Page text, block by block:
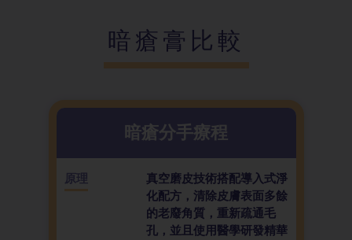
暗瘡膏比較
暗瘡分手療程
原理
真空磨皮技術搭配導入式淨
化配方，清除皮膚表面多餘
的老廢角質，重新疏通毛
孔，並且使用醫學研發精華